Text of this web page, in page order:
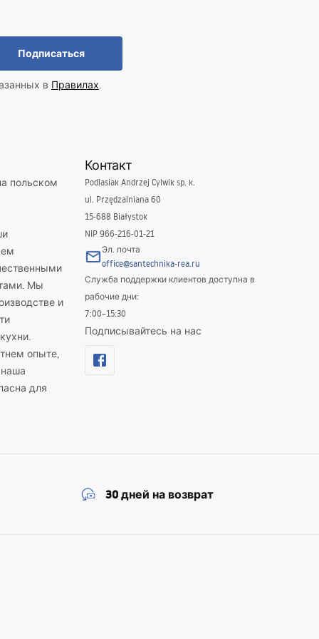
Подписаться
в Правилах.
польском
Мы
и
опыте,
для
Контакт
Podlasiak Andrzej Cylwik sp. k.
ul. Przędzalniana 60
15-688 Białystok
NIP 966-216-01-21
Эл. почта
office@santechnika-rea.ru
Служба поддержки клиентов доступна в
рабочие дни:
7:00–15:30
Подписывайтесь на нас
30 дней на возврат